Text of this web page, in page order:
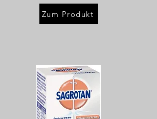
Zum Produkt